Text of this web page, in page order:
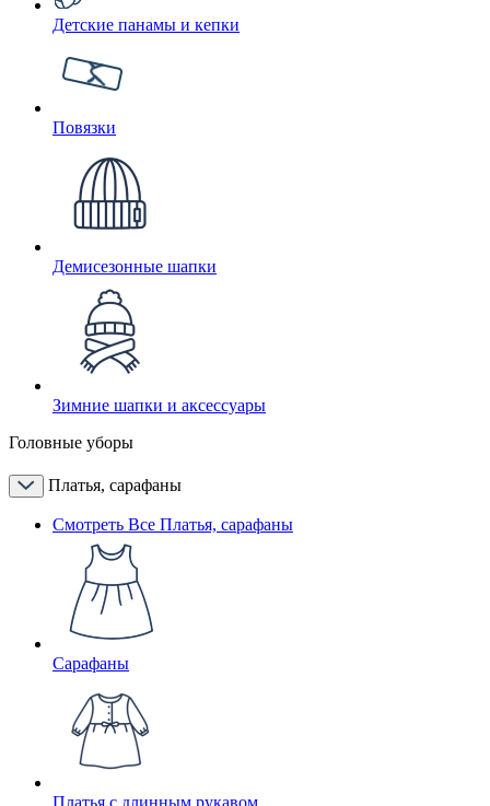
Детские панамы и кепки
Повязки
Демисезонные шапки
Зимние шапки и аксессуары
Головные уборы
Платья, сарафаны
Смотреть Все Платья, сарафаны
Сарафаны
Платья с длинным рукавом